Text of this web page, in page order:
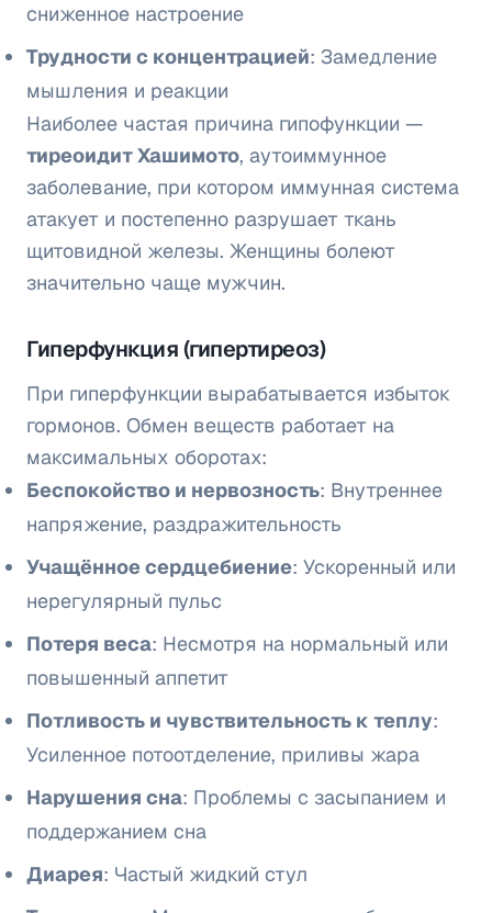
сниженное настроение
Трудности с концентрацией: Замедление
мышления и реакции
Наиболее частая причина гипофункции —
тиреоидит Хашимото, аутоиммунное
заболевание, при котором иммунная система
атакует и постепенно разрушает ткань
щитовидной железы. Женщины болеют
значительно чаще мужчин.
Гиперфункция (гипертиреоз)
При гиперфункции вырабатывается избыток
гормонов. Обмен веществ работает на
максимальных оборотах:
Беспокойство и нервозность: Внутреннее
напряжение, раздражительность
Учащённое сердцебиение: Ускоренный или
нерегулярный пульс
Потеря веса: Несмотря на нормальный или
повышенный аппетит
Потливость и чувствительность к теплу:
Усиленное потоотделение, приливы жара
Нарушения сна: Проблемы с засыпанием и
поддержанием сна
Диарея: Частый жидкий стул